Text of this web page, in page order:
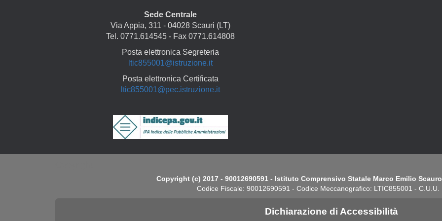
Sede Centrale
Via Appia, 311 - 04028 Scauri (LT)
Tel. 0771.614545 - Fax 0771.614808
Posta elettronica Segreteria
ltic855001@istruzione.it
Posta elettronica Certificata
ltic855001@pec.istruzione.it
Copyright (c) 2017 - 90012690591 - Istituto Comprensivo Statale Marco Emilio
Codice Fiscale: 90012690591 - Codice Meccanografico: LTIC855001 - C.U.U.
Dichiarazione di Accessibilità